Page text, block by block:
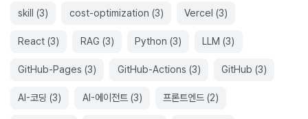
skill (3) cost-optimization (3) Vercel (3)
React (3) RAG (3) Python (3) LLM (3)
GitHub-Pages (3) GitHub-Actions (3) GitHub (3)
AI-코딩 (3) AI-에이전트(3) 프론트엔드(2)